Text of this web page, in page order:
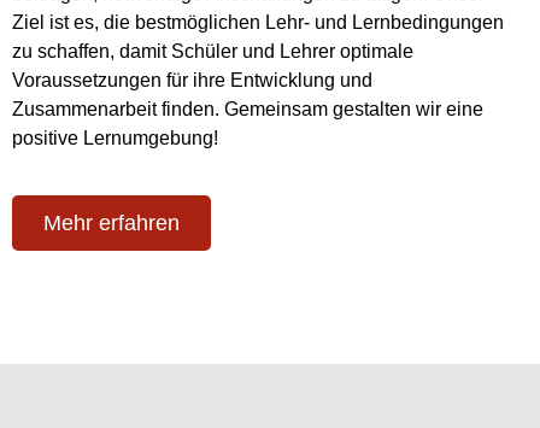
Ziel ist es, die bestmöglichen Lehr- und Lernbedingungen
zu schaffen, damit Schüler und Lehrer optimale
Voraussetzungen für ihre Entwicklung und
Zusammenarbeit finden. Gemeinsam gestalten wir eine
positive Lernumgebung!
Mehr erfahren